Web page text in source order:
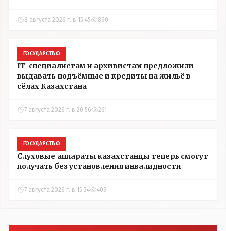
8 августа 2026 г. в 15:45 860
ГОСУДАРСТВО
IT-специалистам и архивистам предложили
выдавать подъёмные и кредиты на жильё в
сёлах Казахстана
7 августа 2026 г. в 20:56 261
ГОСУДАРСТВО
Слуховые аппараты казахстанцы теперь смогут
получать без установления инвалидности
7 августа 2026 г. в 15:34 409